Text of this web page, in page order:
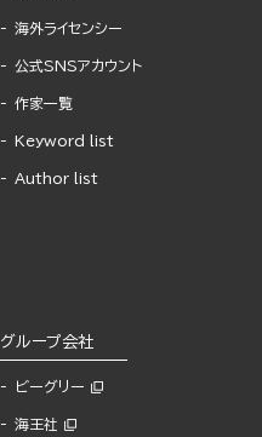
海外ライセンシー
公式SNSアカウント
作家一覧
Keyword list
Author list
グループ会社
ビーグリー
海王社